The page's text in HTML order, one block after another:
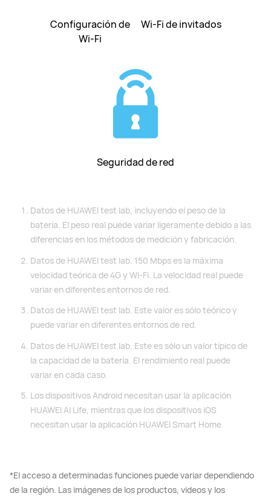
Configuración de
Wi-Fi
Wi-Fi de invitados
Seguridad de red
Datos de HUAWEI test lab, incluyendo el peso de la
batería. El peso real puede variar ligeramente debido a las
diferencias en los métodos de medición y fabricación.
Datos de HUAWEI test lab. 150 Mbps es la máxima
velocidad teórica de 4G y Wi-Fi. La velocidad real puede
variar en diferentes entornos de red.
Datos de HUAWEI test lab. Este valor es sólo teórico y
puede variar en diferentes entornos de red.
Datos de HUAWEI test lab. Este es sólo un valor típico de
la capacidad de la batería. El rendimiento real puede
variar en cada caso.
Los dispositivos Android necesitan usar la aplicación
HUAWEI AI Life, mientras que los dispositivos iOS
necesitan usar la aplicación HUAWEI Smart Home.
*El acceso a determinadas funciones puede variar dependiendo
de la región. Las imágenes de los productos, videos y los